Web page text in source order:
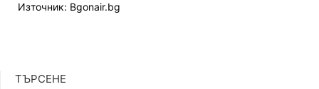
Източник: Bgonair.bg
ТЪРСЕНЕ